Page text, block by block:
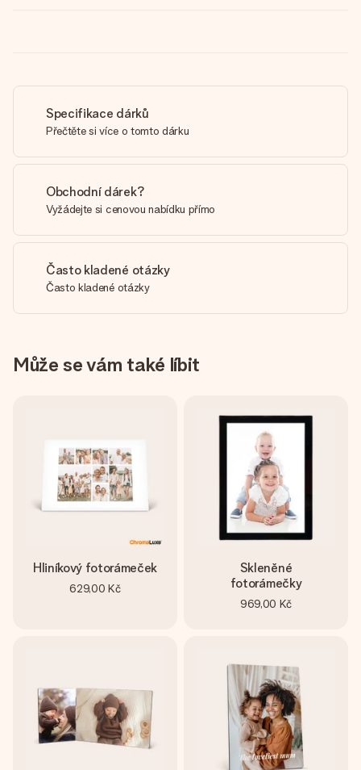
Specifikace dárků
Přečtěte si více o tomto dárku
Obchodní dárek?
Vyžádejte si cenovou nabídku přímo
Často kladené otázky
Často kladené otázky
Může se vám také líbit
Hliníkový fotorámeček
629,00 Kč
Skleněné
fotorámečky
969,00 Kč